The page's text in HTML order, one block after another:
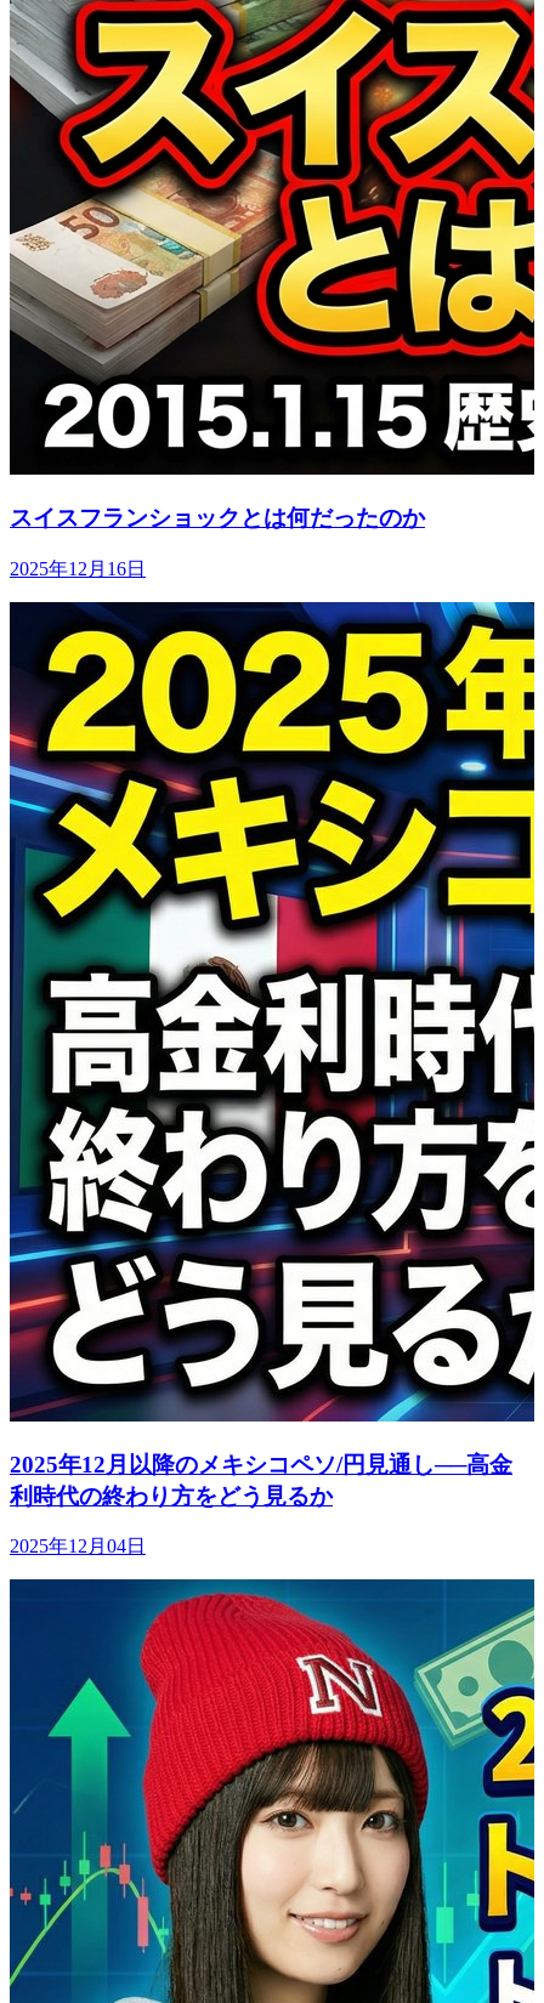
スイスフランショックとは何だったのか
2025年12月16日
2025年12月以降のメキシコペソ/円見通し──高金
利時代の終わり方をどう見るか
2025年12月04日